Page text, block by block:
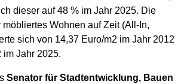
dieser auf 48 % im Jahr 2025. Die
Wohnen auf Zeit (All-In,
sich von 14,37 Euro/m2 im Jahr 2012
im Jahr 2025.
Senator für Stadtentwicklung, Bauen